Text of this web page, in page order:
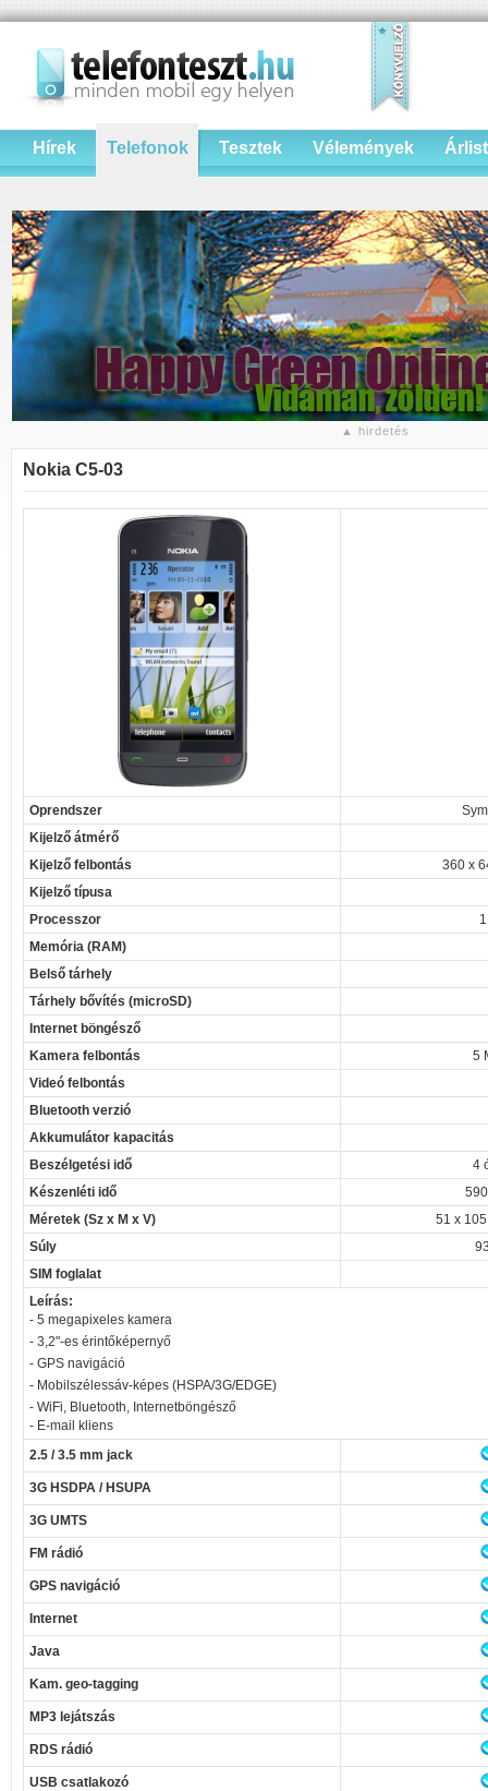
Hírek Telefonok Tesztek Vélemények
▲ hirdetés
Nokia C5-03
Oprendszer
Kijelző átmérő
Kijelző felbontás
360 x
Kijelző típusa
Processzor
Memória (RAM)
Belső tárhely
Tárhely bővítés (microSD)
Internet böngésző
Kamera felbontás
5
Videó felbontás
Bluetooth verzió
Akkumulátor kapacitás
Beszélgetési idő
4
Készenléti idő
Méretek (Sz x M x V)
51 x
Súly
SIM foglalat
Leírás:
- 5 megapixeles kamera
- 3,2"-es érintőképernyő
- GPS navigáció
- Mobilszélessáv-képes (HSPA/3G/EDGE)
- WiFi, Bluetooth, Internetböngésző
- E-mail kliens
2.5 / 3.5 mm jack
3G HSDPA / HSUPA
3G UMTS
FM rádió
GPS navigáció
Internet
Java
Kam. geo-tagging
MP3 lejátszás
RDS rádió
USB csatlakozó